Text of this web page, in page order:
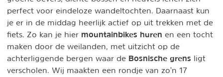
perfect voor eindeloze wandeltochten. Daarnaast kun
je er in de middag heerlijk actief op uit trekken met de
fiets. Zo kan je hier mountainbikes huren en een tocht
maken door de weilanden, met uitzicht op de
achterliggende bergen waar de Bosnische grens ligt
verscholen. Wij maakten een rondje van zo'n 17